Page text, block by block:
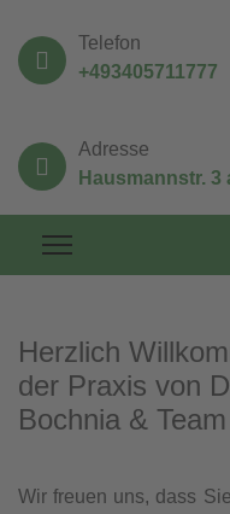
Telefon
+493405711777
Adresse
Hausmannstr. 3
Herzlich
der Praxis von
Bochnia & Team
Wir freuen uns, dass